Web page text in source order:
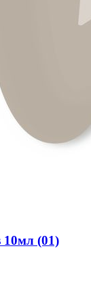
10мл (01)